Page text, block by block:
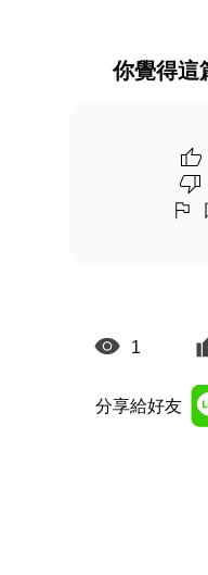
你覺得這
1
分享給好友